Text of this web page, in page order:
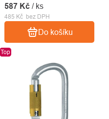
485 Kč bez DPH
587 Kč / ks
Do košíku
Top